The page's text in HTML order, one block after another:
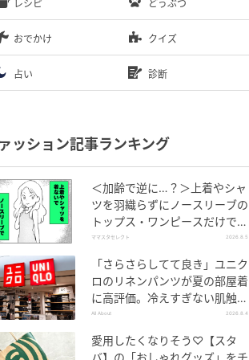
レシピ どうぶつ
おでかけ クイズ
占い 診断
ッション記事ランキング
＜加齢で逆に…？＞上着やシャ
ツを羽織らずにノースリーブの
トップス・ワンピースだけで外
出できる？
ママスタセレクト 2026.8.5
「さらさらしてて良き」ユニク
ロのリネンパンツが夏の部屋着
に高評価。冷えすぎない肌触り
が決め手
All About 2026.8.4
愛用したくなりそう♡【スタ
バ】の「おしゃれグッズ」をチ